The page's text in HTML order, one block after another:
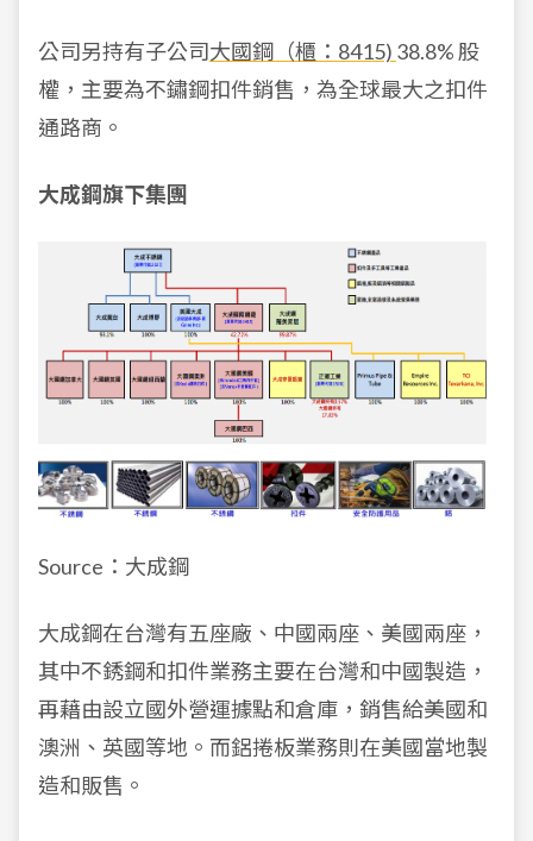
公司另持有子公司大國鋼（櫃：8415) 38.8% 股
權，主要為不鏽鋼扣件銷售，為全球最大之扣件
通路商。
大成鋼旗下集團
Source：大成鋼
大成鋼在台灣有五座廠、中國兩座、美國兩座，
其中不銹鋼和扣件業務主要在台灣和中國製造，
再藉由設立國外營運據點和倉庫，銷售給美國和
澳洲、英國等地。而鋁捲板業務則在美國當地製
造和販售。